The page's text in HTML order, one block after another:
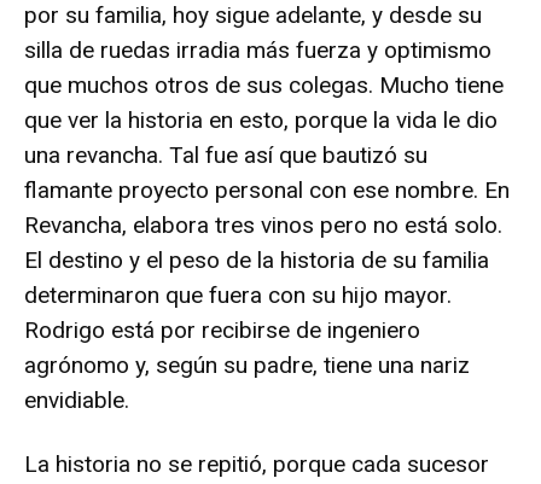
por su familia, hoy sigue adelante, y desde su
silla de ruedas irradia más fuerza y optimismo
que muchos otros de sus colegas. Mucho tiene
que ver la historia en esto, porque la vida le dio
una revancha. Tal fue así que bautizó su
flamante proyecto personal con ese nombre. En
Revancha, elabora tres vinos pero no está solo.
El destino y el peso de la historia de su familia
determinaron que fuera con su hijo mayor.
Rodrigo está por recibirse de ingeniero
agrónomo y, según su padre, tiene una nariz
envidiable.
La historia no se repitió, porque cada sucesor